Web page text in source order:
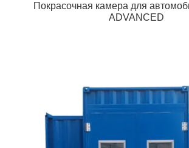
Покрасочная камера для
ADVANCED